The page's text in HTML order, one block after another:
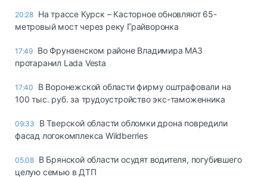
20:28 На трассе Курск – Касторное обновляют 65-
метровый мост через реку Грайворонка
17:49 Во Фрунзенском районе Владимира МАЗ
протаранил Lada Vesta
17:40
В Воронежской области фирму оштрафовали на
100 тыс. руб. за трудоустройство экс-таможенника
09:33
В Тверской области обломки дрона повредили
фасад логокомплекса Wildberries
05.08 В Брянской области осудят водителя, погубившего
целую семью в ДТП